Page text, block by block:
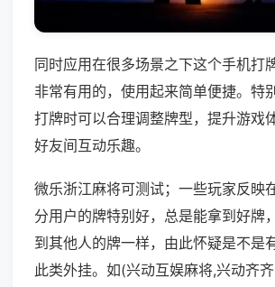
同时应用在很多场景之下这个手机打
非常有用的，使用起来简单便捷。特
打牌时可以合理调整牌型，提升游戏
好友间互动乐趣。
微乐浙江麻将可测试；一些玩家反映
分用户的牌特别好，总是能拿到好牌
到其他人的牌一样，由此怀疑是不是
此类外挂。如(兴动互娱麻将,兴动齐